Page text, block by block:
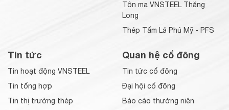
Tôn mạ VNSTEEL Thăng
Long
Thép Tấm Lá Phú Mỹ - PFS
Tin tức
Tin hoạt động VNSTEEL
Tin tổng hợp
Tin thị trường thép
Quan hệ cổ đông
Tin tức cổ đông
Đại hội cổ đông
Báo cáo thường niên